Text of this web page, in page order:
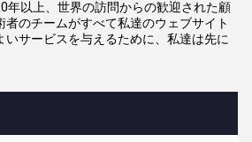
年以上、世界の訪問からの歓迎された顧
のチームがすべて私達のウェブサイト
いサービスを与えるために、私達は先に